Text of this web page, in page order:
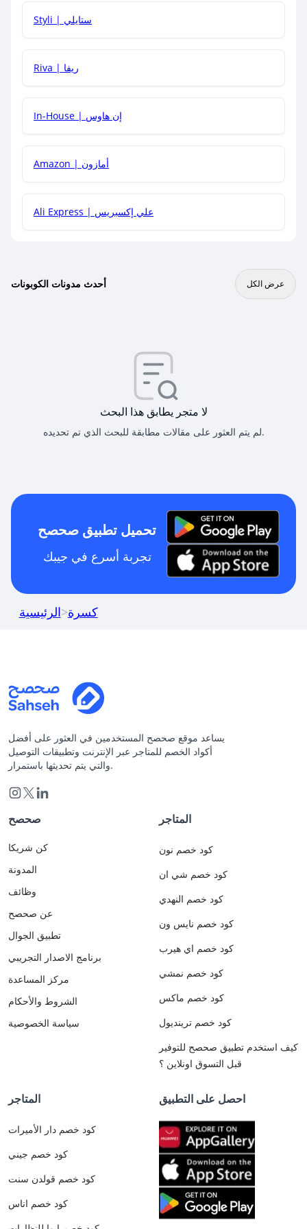
هل يمكنني جمع كود خصم مع العروض الأخرى؟
Styli | ستايلي
Riva | ريفا
In-House | إن هاوس
Amazon | أمازون
Ali Express | علي إكسبريس
أحدث مدونات الكوبونات عرض الكل
لا متجر يطابق هذا البحث
لم يتم العثور على مقالات مطابقة للبحث الذي تم تحديده.
تحميل تطبيق صحصح
تجربة أسرع في جيبك
الرئيسية>كسرة
يساعد موقع صحصح المستخدمين في العثور على أفضل
أكواد الخصم للمتاجر عبر الإنترنت وتطبيقات التوصيل
والتي يتم تحديثها باستمرار.
صحصح
كن شريكا
المدونة
وظائف
عن صحصح
تطبيق الجوال
برنامج الاصدار التجريبي
مركز المساعدة
الشروط والأحكام
سياسة الخصوصية
المتاجر
كود خصم نون
كود خصم شي ان
كود خصم النهدي
كود خصم نايس ون
كود خصم اي هيرب
كود خصم نمشي
كود خصم ماكس
كود خصم ترينديول
كيف استخدم تطبيق صحصح للتوفير
قبل التسوق اونلاين ؟
المتاجر
كود خصم دار الأميرات
كود خصم جيني
كود خصم قولدن سنت
كود خصم اناس
احصل على التطبيق